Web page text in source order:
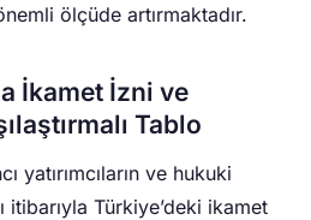
ölçüde artırmaktadır.
İkamet İzni ve
Tablo
yatırımcıların ve hukuki
itibarıyla Türkiye’deki ikamet